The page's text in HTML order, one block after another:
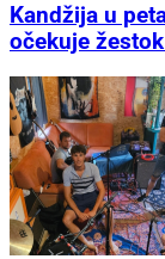
Kandžija u
očekuje